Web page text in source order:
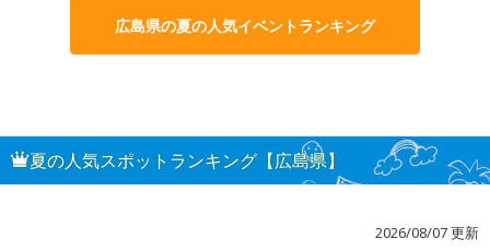
広島県の夏の人気イベントランキング
夏の人気スポットランキング【広島県】
2026/08/07 更新